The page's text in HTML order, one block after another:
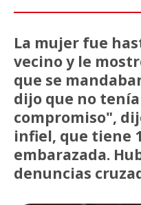
La mujer fue
vecino y le
que se
dijo que no
compromiso",
infiel, que tiene
embarazada.
denuncias